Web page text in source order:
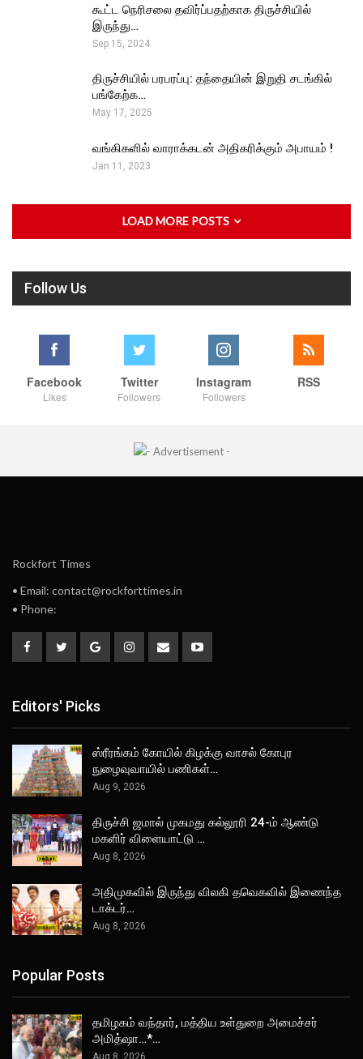
கூட்ட நெரிசலை தவிர்ப்பதற்காக திருச்சியில்
இருந்து…
Sep 15, 2024
திருச்சியில் பரபரப்பு: தந்தையின் இறுதி சடங்கில்
பங்கேற்க…
May 17, 2025
வங்கிகளில் வாராக்கடன் அதிகரிக்கும் அபாயம் !
Jan 11, 2023
LOAD MORE POSTS
Follow Us
Facebook
Likes
Twitter
Followers
Instagram
Followers
RSS
Rockfort Times
• Email: contact@rockforttimes.in
• Phone:
Editors' Picks
ஸ்ரீரங்கம் கோயில் கிழக்கு வாசல் கோபுர
நுழைவுவாயில் பணிகள்…
Aug 9, 2026
திருச்சி ஜமால் முகமது கல்லூரி 24-ம் ஆண்டு
மகளிர் விளையாட்டு …
Aug 8, 2026
அதிமுகவில் இருந்து விலகி தவெகவில் இணைந்த
டாக்டர்…
Aug 8, 2026
Popular Posts
தமிழகம் வந்தார், மத்திய உள்துறை அமைச்சர்
அமித்ஷா…*…
Aug 8, 2026